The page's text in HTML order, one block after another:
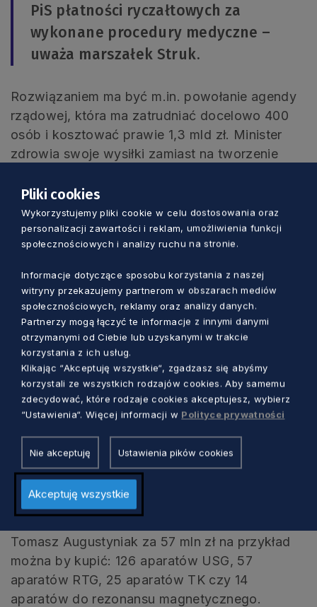
PiS płatności ryczałtowych za
wykonane procedury medyczne –
uważa marszałek Struk.
Rozwiązaniem ma być m.in. powołanie agendy
rządowej, która ma zatrudniać docelowo 400
osób i kosztować prawie 1,3 mld zł. Minister
zdrowia swoje wysiłki zamiast na tworzenie
partyjnych, powinien skupić na doprowadzeniu
do poprawy sytuacji systemu ochrony zdrowia.
Co to oznacza dla szpitali?
Poza drożyzną dotykającą każdego Polaka,
podmiotom leczniczym podlegającym
samorządowi województwa pomorskiego grozi
brak inwestycji tzn. brak remontów i zakupów
sprzętów medycznych i wyposażenia
niemedycznego. Według aktualnych szacunków
w 2022 r. koszty funkcjonowania szpitali
taka kwota została zaplanowana przez
pomorski samorząd na kontynuację inwestycji i
nowe działania. Jak informuje zastępca
dyrektora Departamentu Zdrowia Urzędu
Tomasz Augustyniak za 57 mln zł na przykład
można by kupić: 126 aparatów USG, 57
aparatów RTG, 25 aparatów TK czy 14
aparatów do rezonansu magnetycznego.
Pliki cookies
Wykorzystujemy pliki cookie w celu dostosowania oraz
personalizacji zawartości i reklam, umożliwienia funkcji
społecznościowych i analizy ruchu na stronie.
Informacje dotyczące sposobu korzystania z naszej
witryny przekazujemy partnerom w obszarach mediów
społecznościowych, reklamy oraz analizy danych.
Partnerzy mogą łączyć te informacje z innymi danymi
otrzymanymi od Ciebie lub uzyskanymi w trakcie
korzystania z ich usług.
Klikając “Akceptuję wszystkie“, zgadzasz się abyśmy
korzystali ze wszystkich rodzajów cookies. Aby samemu
zdecydować, które rodzaje cookies akceptujesz, wybierz
“Ustawienia“. Więcej informacji w Polityce prywatności
Nie akceptuję Ustawienia pików cookies
Akceptuję wszystkie